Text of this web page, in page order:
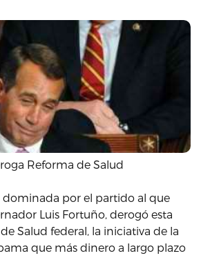
Reforma de Salud
dominada por el partido al que
Luis Fortuño, derogó esta
Salud federal, la iniciativa de la
que más dinero a largo plazo